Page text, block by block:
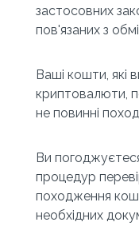
застосовних
пов'язаних з
Ваші кошти, які
криптовалюти,
не повинні
Ви
процедур
походження
необхідних